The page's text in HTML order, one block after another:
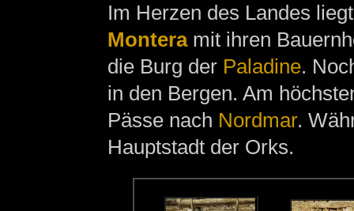
Im Herzen des Landes
Monteramit ihren
die Burg der Paladine.
in den Bergen. Am
Pässe nach Nordmar.
Hauptstadt der Orks.